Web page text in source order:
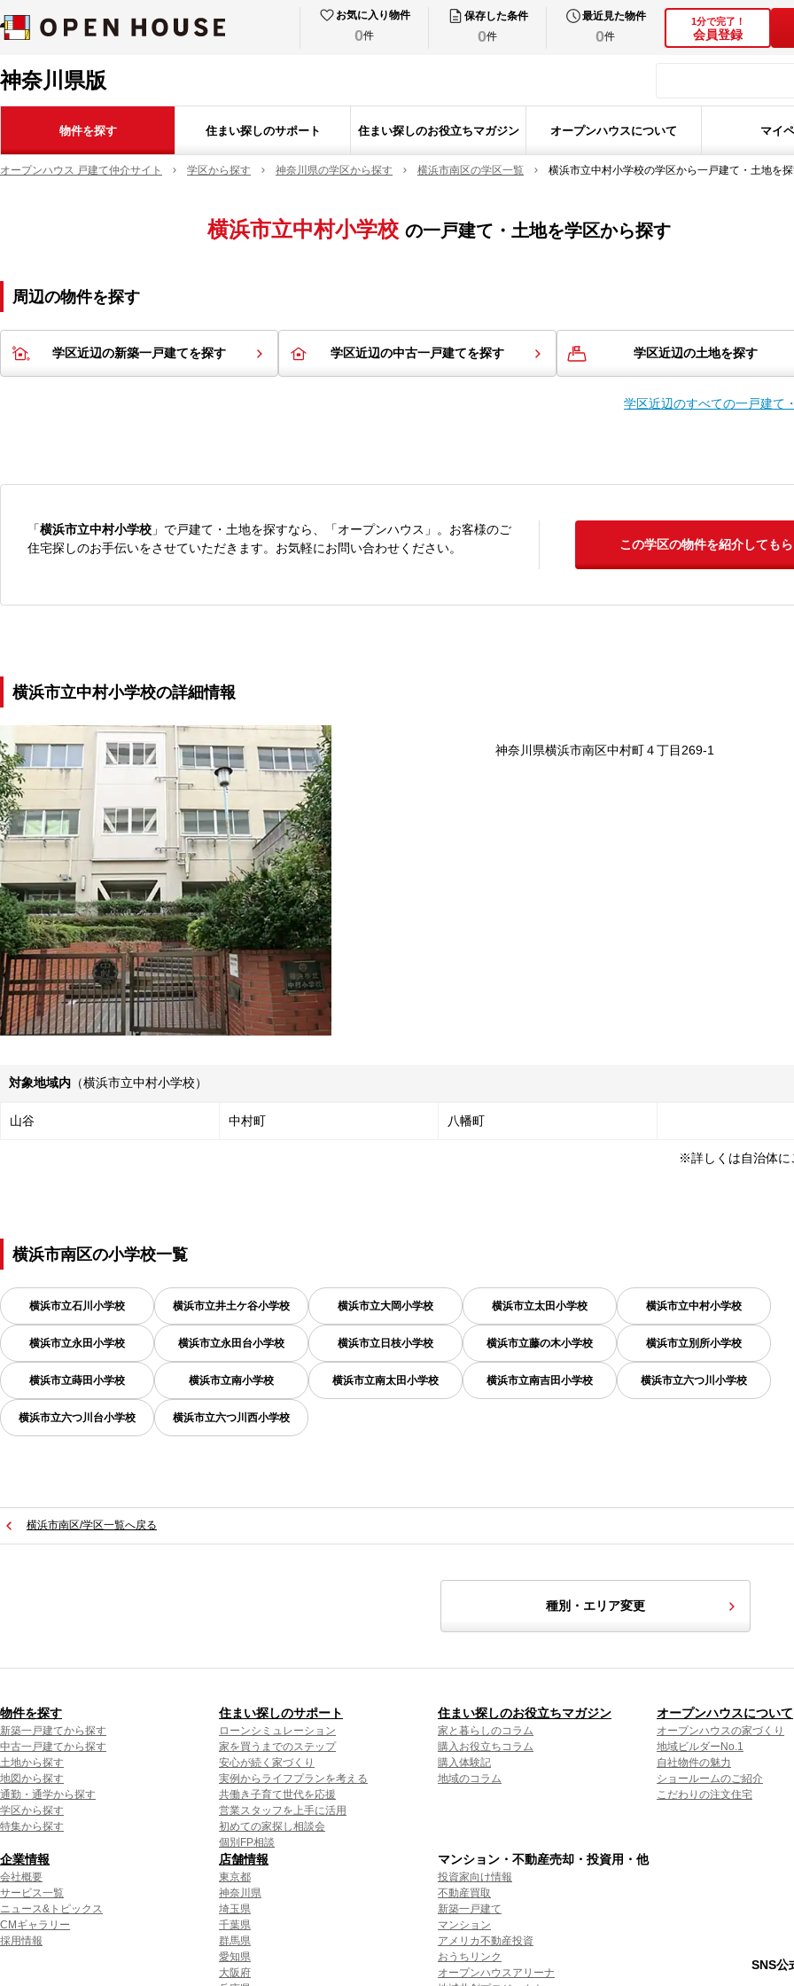
お気に入り物件
0件
保存した条件
0件
最近見た物件
0件
1分で完了！
会員登録
神奈川県版
物件を探す 住まい探しのサポート 住まい探しのお役立ちマガジン オープンハウスについて マイ
オープンハウス 戸建て仲介サイト 学区から探す 神奈川県の学区から探す 横浜市南区の学区一覧 横浜市立中村小学校の学区から一戸建て・土地を
横浜市立中村小学校 の一戸建て・土地を学区から探す
周辺の物件を探す
学区近辺の新築一戸建てを探す 学区近辺の中古一戸建てを探す 学区近辺の土地を探す
学区近辺のすべての一戸建て
「横浜市立中村小学校 」で戸建て・土地を探すなら、「オープンハウス」。お客様のご
住宅探しのお手伝いをさせていただきます。お気軽にお問い合わせください。
この学区の物件を紹介してもら
横浜市立中村小学校の詳細情報
神奈川県横浜市南区中村町４丁目269-1
対象地域内 （横浜市立中村小学校）
山谷 中村町 八幡町
※詳しくは自治体に
横浜市南区の小学校一覧
横浜市立石川小学校 横浜市立井土ケ谷小学校 横浜市立大岡小学校 横浜市立太田小学校 横浜市立中村小学校
横浜市立永田小学校 横浜市立永田台小学校 横浜市立日枝小学校 横浜市立藤の木小学校 横浜市立別所小学校
横浜市立蒔田小学校 横浜市立南小学校 横浜市立南太田小学校 横浜市立南吉田小学校 横浜市立六つ川小学校
横浜市立六つ川台小学校 横浜市立六つ川西小学校
横浜市南区/学区一覧へ戻る
種別・エリア変更
物件を探す
新築一戸建てから探す
中古一戸建てから探す
土地から探す
地図から探す
通勤・通学から探す
学区から探す
特集から探す
住まい探しのサポート
ローンシミュレーション
家を買うまでのステップ
安心が続く家づくり
実例からライフプランを考える
共働き子育て世代を応援
営業スタッフを上手に活用
初めての家探し相談会
個別FP相談
住まい探しのお役立ちマガジン
家と暮らしのコラム
購入お役立ちコラム
購入体験記
地域のコラム
オープンハウスについて
オープンハウスの家づくり
地域ビルダーNo.1
自社物件の魅力
ショールームのご紹介
こだわりの注文住宅
企業情報
会社概要
サービス一覧
ニュース&トピックス
CMギャラリー
採用情報
店舗情報
東京都
神奈川県
埼玉県
千葉県
群馬県
愛知県
大阪府
マンション・不動産売却・投資用・他
投資家向け情報
不動産買取
新築一戸建て
マンション
アメリカ不動産投資
おうちリンク
オープンハウスアリーナ
SNS公